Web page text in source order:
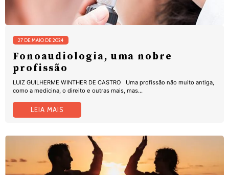
27 DE MAIO DE 2024
Fonoaudiologia, uma nobre
profissão
LUIZ GUILHERME WINTHER DE CASTRO Uma profissão não muito antiga,
como a medicina, o direito e outras mais, mas...
LEIA MAIS